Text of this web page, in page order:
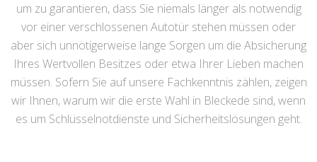
um zu garantieren, dass Sie niemals länger als notwendig
vor einer verschlossenen Autotür stehen müssen oder
aber sich unnötigerweise lange Sorgen um die Absicherung
Ihres Wertvollen Besitzes oder etwa Ihrer Lieben machen
müssen. Sofern Sie auf unsere Fachkenntnis zählen, zeigen
wir Ihnen, warum wir die erste Wahl in Bleckede sind, wenn
es um Schlüsselnotdienste und Sicherheitslösungen geht.